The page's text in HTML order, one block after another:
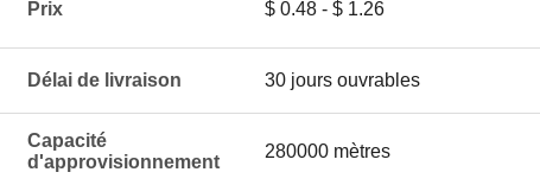
Prix $ 0.48 - $ 1.26
Délai de livraison 30 jours ouvrables
Capacité
d'approvisionnement
280000 mètres